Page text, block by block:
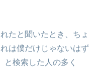
たと聞いたとき、ちょ
は僕だけじゃないはず
検索した人の多く